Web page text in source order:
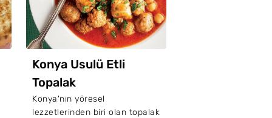
Konya Usulü Etli
Topalak
Konya'nın yöresel
lezzetlerinden biri olan topalak